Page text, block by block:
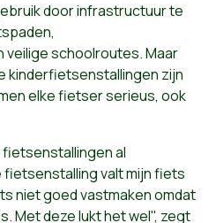
door infrastructuur te
schoolroutes. Maar
kinderfietsenstallingen zijn
elke fietser serieus, ook
al
valt mijn fiets
niet goed vastmaken omdat
Met deze lukt het wel", zegt